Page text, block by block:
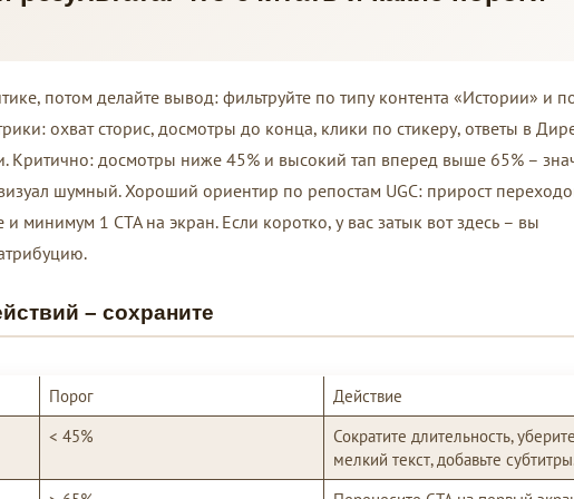
потом делайте вывод: фильтруйте по типу контента «Истории» и
охват сторис, досмотры до конца, клики по стикеру, ответы в
Критично: досмотры ниже 45% и высокий тап вперед выше 65% –
шумный. Хороший ориентир по репостам UGC: прирост
минимум 1 CTA на экран. Если коротко, у вас затык вот здесь – вы
– сохраните
Порог
Действие
< 45%
Сократите длительность, уберите
мелкий текст, добавьте